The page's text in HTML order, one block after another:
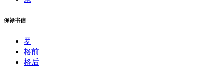
保禄书信
罗
格前
格后